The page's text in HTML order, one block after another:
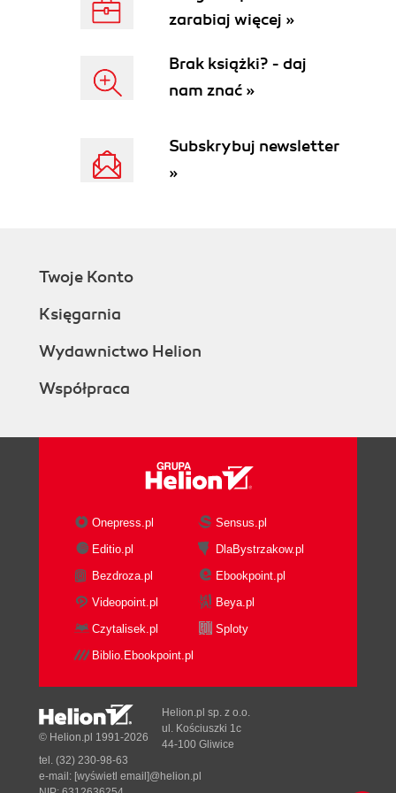
zarabiaj więcej »
Brak książki? - daj
nam znać »
Subskrybuj newsletter
»
Twoje Konto
Księgarnia
Wydawnictwo Helion
Współpraca
Onepress.pl
Sensus.pl
Editio.pl
DlaBystrzakow.pl
Bezdroza.pl
Ebookpoint.pl
Videopoint.pl
Beya.pl
Czytalisek.pl
Sploty
Biblio.Ebookpoint.pl
© Helion.pl 1991-2026
Helion.pl sp. z o.o.
ul. Kościuszki 1c
44-100 Gliwice
tel. (32) 230-98-63
e-mail: [wyświetl email]@helion.pl